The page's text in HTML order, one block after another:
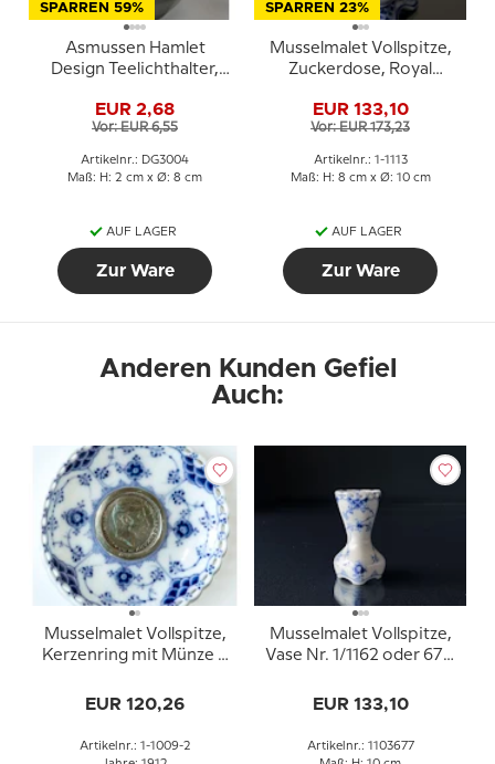
SPARREN 59%
Asmussen Hamlet
Design Teelichthalter,
EUR 2,68
Vor: EUR 6,55
Artikelnr.: DG3004
Maß: H: 2 cm x Ø: 8 cm
AUF LAGER
Zur Ware
SPARREN 23%
Musselmalet Vollspitze,
Zuckerdose, Royal
EUR 133,10
Vor: EUR 173,23
Artikelnr.: 1-1113
Maß: H: 8 cm x Ø: 10 cm
AUF LAGER
Zur Ware
Anderen Kunden Gefiel
Auch:
Musselmalet Vollspitze,
Kerzenring mit Münze 2
EUR 120,26
Artikelnr.: 1-1009-2
Musselmalet Vollspitze,
Vase Nr. 1/1162 oder 677,
EUR 133,10
Artikelnr.: 1103677